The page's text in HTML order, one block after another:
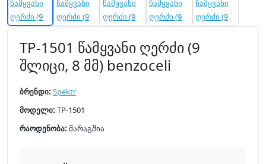
TP-1501 წამყვანი ღერძი (9
შლიცი, 8 მმ) benzoceli
ბრენდი: Spektr
მოდელი: TP-1501
რაოდენობა: მარაგშია